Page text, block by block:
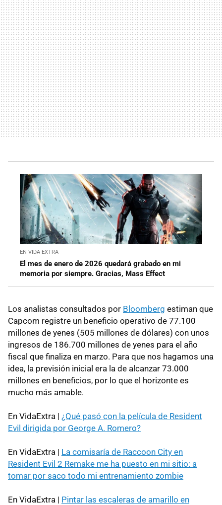
EN VIDA EXTRA
El mes de enero de 2026 quedará grabado en mi
memoria por siempre. Gracias, Mass Effect
Los analistas consultados por Bloomberg estiman que
Capcom registre un beneficio operativo de 77.100
millones de yenes (505 millones de dólares) con unos
ingresos de 186.700 millones de yenes para el año
fiscal que finaliza en marzo. Para que nos hagamos una
idea, la previsión inicial era la de alcanzar 73.000
millones en beneficios, por lo que el horizonte es
mucho más amable.
En VidaExtra | ¿Qué pasó con la película de Resident
Evil dirigida por George A. Romero?
En VidaExtra | La comisaría de Raccoon City en
Resident Evil 2 Remake me ha puesto en mi sitio: a
tomar por saco todo mi entrenamiento zombie
En VidaExtra | Pintar las escaleras de amarillo en